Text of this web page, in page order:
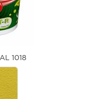
1018